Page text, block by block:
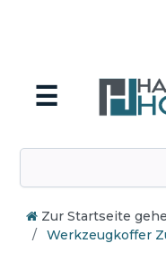
☰
Zur Startseite
Werkzeugkoffer